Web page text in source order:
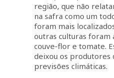
região, que não
na safra como um
foram mais
outras culturas foram
couve-flor e tomate.
deixou os produtores
previsões climáticas.